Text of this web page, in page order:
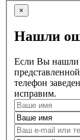
×
Нашли
Если Вы нашли
телефон
исправим.